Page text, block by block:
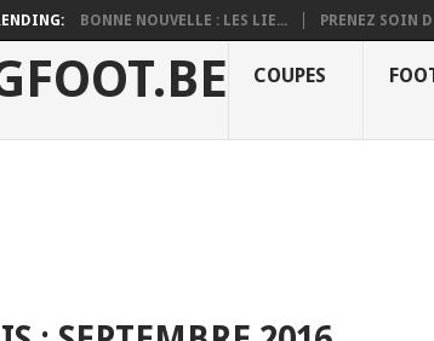
BONNE NOUVELLE : LES LIE... PRENEZ SOIN
COUPES